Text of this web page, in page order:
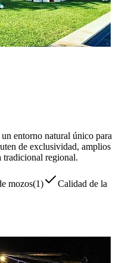
entorno natural único para
de exclusividad, amplios
tradicional regional.
mozos(1)
Calidad de la